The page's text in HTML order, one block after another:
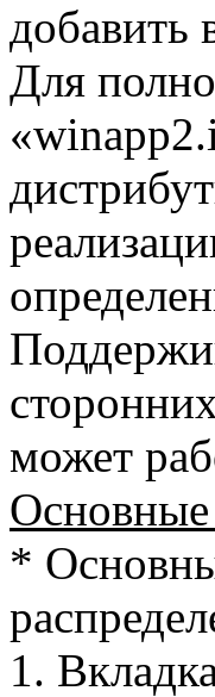
добавить
Для
может
*
1.